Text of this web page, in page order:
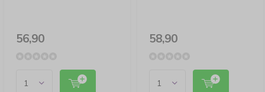
56,90 58,90